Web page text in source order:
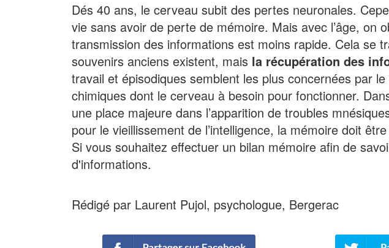
Dés 40 ans, le cerveau subit des pertes neuronales.
vie sans avoir de perte de mémoire. Mais avec l’âge,
transmission des informations est moins rapide. Cela se
souvenirs anciens existent, mais la récupération des
travail et épisodiques semblent les plus concernées par
chimiques dont le cerveau à besoin pour fonctionner.
une place majeure dans l’apparition de troubles
pour le vieillissement de l’intelligence, la mémoire doit
Si vous souhaitez effectuer un bilan mémoire afin de
d'informations.
Rédigé par Laurent Pujol, psychologue, Bergerac